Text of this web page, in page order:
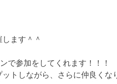
ます＾＾
で参加をしてくれます！！！
トしながら、さらに仲良くな